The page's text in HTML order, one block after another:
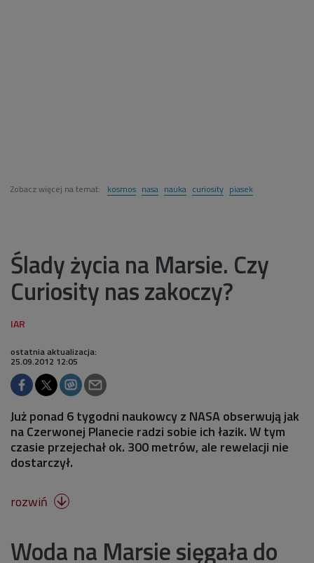
Zobacz więcej na temat: kosmos nasa nauka curiosity piasek
Ślady życia na Marsie. Czy
Curiosity nas zakoczy?
ostatnia aktualizacja:
25.09.2012 12:05
Już ponad 6 tygodni naukowcy z NASA obserwują jak
na Czerwonej Planecie radzi sobie ich łazik. W tym
czasie przejechał ok. 300 metrów, ale rewelacji nie
dostarczył.
rozwiń 
Woda na Marsie sięgała do